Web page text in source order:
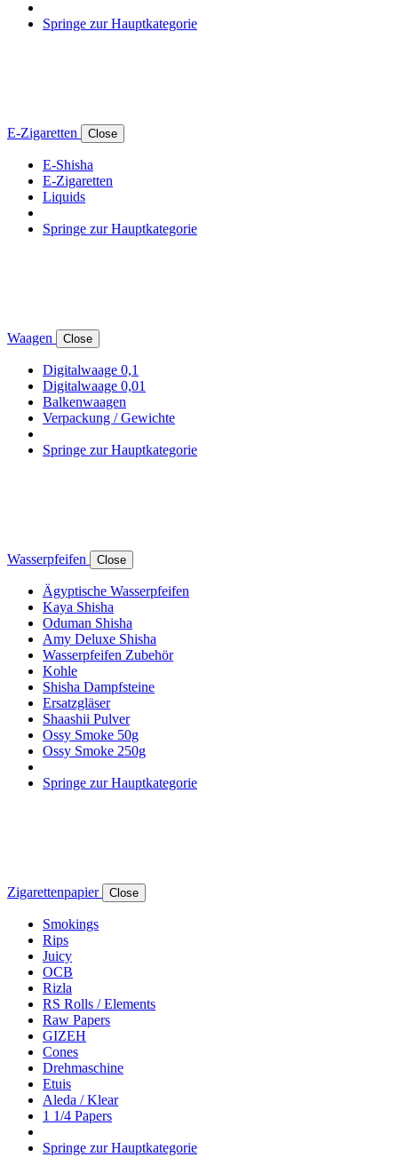
Springe zur Hauptkategorie
E-Zigaretten Close
E-Shisha
E-Zigaretten
Liquids
Springe zur Hauptkategorie
Waagen Close
Digitalwaage 0,1
Digitalwaage 0,01
Balkenwaagen
Verpackung / Gewichte
Springe zur Hauptkategorie
Wasserpfeifen Close
Ägyptische Wasserpfeifen
Kaya Shisha
Oduman Shisha
Amy Deluxe Shisha
Wasserpfeifen Zubehör
Kohle
Shisha Dampfsteine
Ersatzgläser
Shaashii Pulver
Ossy Smoke 50g
Ossy Smoke 250g
Springe zur Hauptkategorie
Zigarettenpapier Close
Smokings
Rips
Juicy
OCB
Rizla
RS Rolls / Elements
Raw Papers
GIZEH
Cones
Drehmaschine
Etuis
Aleda / Klear
1 1/4 Papers
Springe zur Hauptkategorie